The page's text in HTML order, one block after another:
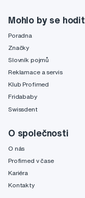
Mohlo by se hodit
Poradna
Značky
Slovník pojmů
Reklamace a servis
Klub Profimed
Fridababy
Swissdent
O společnosti
O nás
Profimed v čase
Kariéra
Kontakty